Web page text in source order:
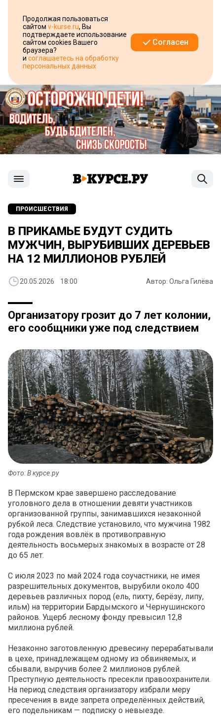
Продолжая пользоваться
сайтом v-kurse.ru, Вы
подтверждаете использование
сайтом cookies Вашего
браузера?
и соглашаетесь на обработку
персональных данных
Согласен
ПРОИСШЕСТВИЯ
В ПРИКАМЬЕ БУДУТ СУДИТЬ
МУЖЧИН, ВЫРУБИВШИХ ДЕРЕВЬЕВ
НА 12 МИЛЛИОНОВ РУБЛЕЙ
20.05.2026 18:00 Автор: Ольга Гилёва
Организатору грозит до 7 лет колонии,
его сообщники уже под следствием
Фото: В курсе.ру
В Пермском крае завершено расследование
уголовного дела в отношении девяти участников
организованной группы, занимавшихся незаконной
рубкой леса. Следствие установило, что мужчина 1982
года рождения вовлёк в противоправную
деятельность восьмерых знакомых в возрасте от 28
до 65 лет.
С июля 2023 по май 2024 года соучастники, не имея
разрешительных документов, вырубили около 400
деревьев различных пород (ель, пихту, берёзу, липу,
ильм) на территории Бардымского и Чернушинского
районов. Ущерб лесному фонду превысил 12,8
миллиона рублей.
Незаконно заготовленную древесину перерабатывали
в цехе, принадлежащем одному из обвиняемых, и
сбывали, выручив более 2 миллионов рублей.
Преступную деятельность пресекли правоохранители.
На период следствия организатору избрали меру
пресечения в виде запрета определённых действий,
его подельникам — подписку о невыезде.